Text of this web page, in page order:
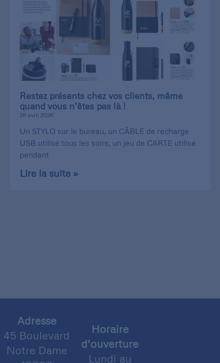
Restez présents chez vos clients, même
quand vous n’êtes pas là !
28 avril 2026
Un STYLO sur le bureau, un CÂBLE de recharge
USB utilisé tous les soirs, un jeu de CARTE utilisé
pendant
Lire la suite »
Adresse
45 Boulevard
Notre Dame
Horaire
d’ouverture
Lundi au